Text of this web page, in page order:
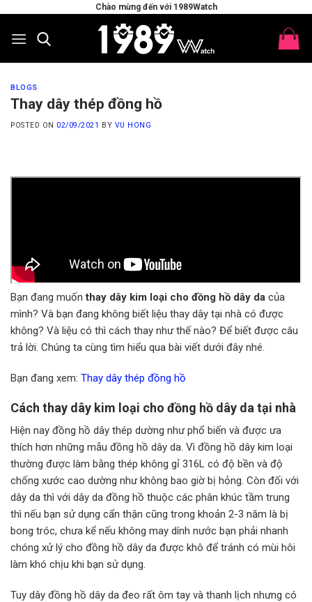
content
Chào mừng đến với 1989Watch
BLOGS
Thay dây thép đồng hồ
POSTED ON 02/09/2021 BY VU HONG
Bạn đang muốnthay dây kim loại cho đồng hồ dây da của
mình? Và bạn đang không biết liệu thay dây tại nhà có được
không? Và liệu có thì cách thay như thế nào? Để biết được câu
trả lời. Chúng ta cùng tìm hiểu qua bài viết dưới đây nhé.
Bạn đang xem: Thay dây thép đồng hồ
Cách thay dây kim loại cho đồng hồ dây da tại nhà
Hiện nay đồng hồ dây thép dường như phổ biến và được ưa
thích hơn những mẫu đồng hồ dây da. Vì đồng hồ dây kim loại
thường được làm bằng thép không gỉ 316L có độ bền và độ
chống xước cao dường như không bao giờ bị hỏng. Còn đối với
dây da thì với dây da đồng hồ thuộc các phân khúc tầm trung
thì nếu bạn sử dụng cẩn thận cũng trong khoản 2-3 năm là bị
bong tróc, chưa kể nếu không may dính nước bạn phải nhanh
chóng xử lý cho đồng hồ dây da được khô để tránh có mùi hôi
làm khó chịu khi bạn sử dụng.
Tuy dây đồng hồ dây da đeo rất ôm tay và thanh lịch nhưng có